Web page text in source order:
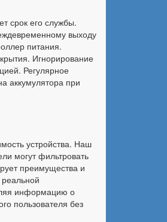
срок его службы.
выходу
питания.
Игнорирование
Регулярное
аккумулятора при
устройства. Наш
могут фильтровать
преимущества и
информацию о
пользователя без